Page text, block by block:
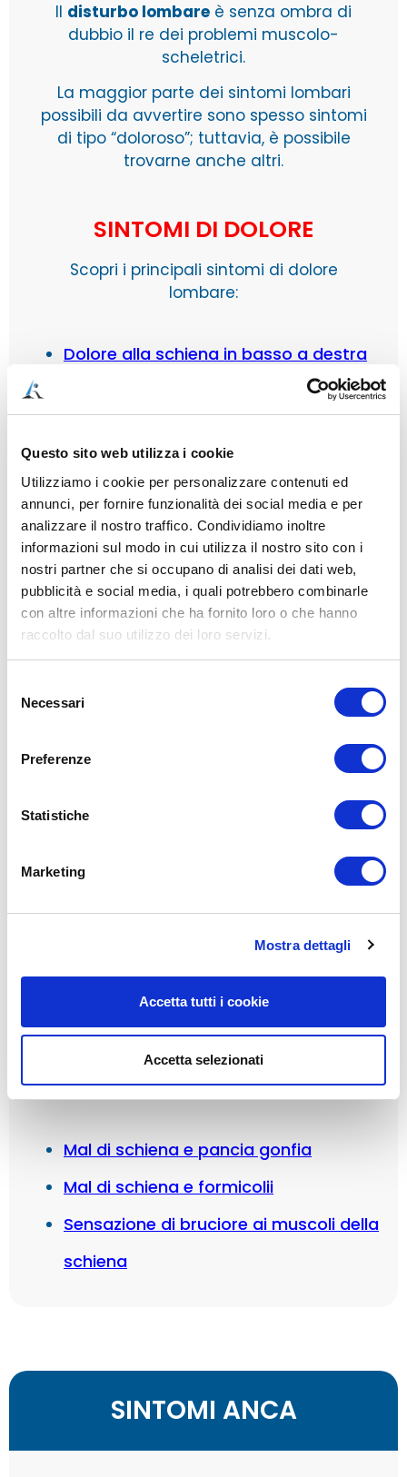
Questo sito web utilizza i cookie
Utilizziamo i cookie per personalizzare contenuti ed
annunci, per fornire funzionalità dei social media e per
analizzare il nostro traffico. Condividiamo inoltre
informazioni sul modo in cui utilizza il nostro sito con i
nostri partner che si occupano di analisi dei dati web,
pubblicità e social media, i quali potrebbero combinarle
con altre informazioni che ha fornito loro o che hanno
raccolto dal suo utilizzo dei loro servizi.
delNecessari
Preferenze
Statistiche
Marketing
Mostra dettagli
Accetta tutti i cookie
Accetta selezionati
Il disturbo lombare è senza ombra di
dubbio il re dei problemi muscolo-
scheletrici.
La maggior parte dei sintomi lombari
possibili da avvertire sono spesso sintomi
di tipo “doloroso”; tuttavia, è possibile
trovarne anche altri.
SINTOMI DI DOLORE
Scopri i principali sintomi di dolore
lombare:
Dolore alla schiena in basso a destra
Dolore all’inguine destro o sinistro
Dolore bassa schiena che prende le
gambe
Dolore dietro la coscia sotto il gluteo
Dolore diffuso alla zona lombare
Dolore fondo schiena
Dolore schiena e coscia anteriore
sinistra e dietro la schiena
Sensazione di contrattura muscoli
ALTRI SINTOMI
Scopri altre tipologie di sintomi legati al tratto
lombare:
Mal di schiena e pancia gonfia
Mal di schiena e formicolii
Sensazione di bruciore ai muscoli della
schiena
SINTOMI ANCA